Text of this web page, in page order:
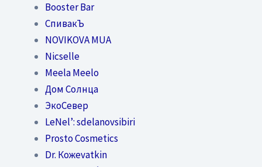
Booster Bar
СпивакЪ
NOVIKOVA MUA
Nicselle
Meela Meelo
Дом Солнца
ЭкоСевер
LeNel’: sdelanovsibiri
Prosto Cosmetics
Dr. Кожеvatkin